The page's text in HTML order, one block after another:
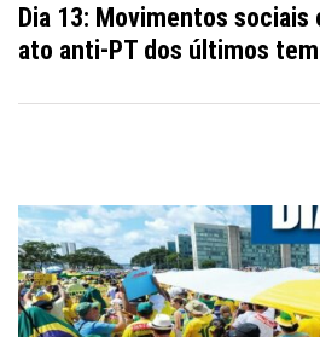
Dia 13: Movimentos sociais
ato anti-PT dos últimos